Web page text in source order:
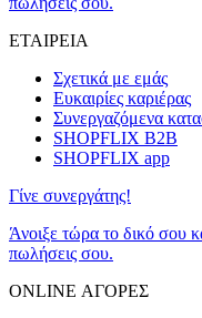
ΕΤΑΙΡΕΙΑ
Σχετικά με εμάς
Ευκαιρίες καριέρας
Συνεργαζόμενα
SHOPFLIX B2B
SHOPFLIX app
Γίνε συνεργάτης!
Άνοιξε τώρα το δικό σου
πωλήσεις σου.
ONLINE ΑΓΟΡΕΣ